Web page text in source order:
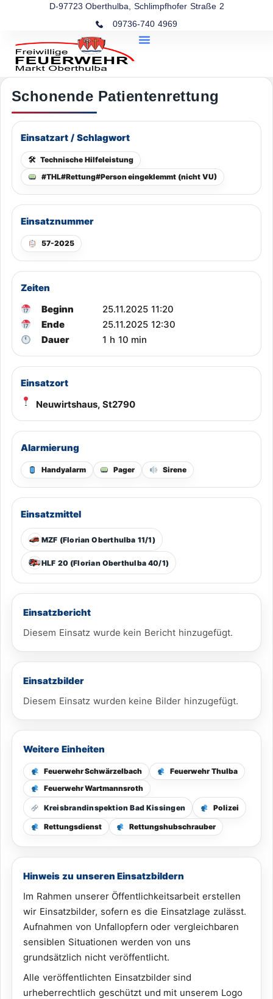
D-97723 Oberthulba, Schlimpfhofer Straße 2
09736-740 4969
Schonende Patientenrettung
Einsatzart / Schlagwort
🛠 Technische Hilfeleistung
#THL#Rettung#Person eingeklemmt (nicht VU)
Einsatznummer
57-2025
Zeiten
Beginn
25.11.2025 11:20
Ende
25.11.2025 12:30
Dauer
1 h 10 min
Einsatzort
Neuwirtshaus, St2790
Alarmierung
Handyalarm Pager Sirene
Einsatzmittel
MZF (Florian Oberthulba 11/1)
HLF 20 (Florian Oberthulba 40/1)
Einsatzbericht
Diesem Einsatz wurde kein Bericht hinzugefügt.
Einsatzbilder
Diesem Einsatz wurden keine Bilder hinzugefügt.
Weitere Einheiten
Feuerwehr Schwärzelbach
Feuerwehr Thulba
Feuerwehr Wartmannsroth
Kreisbrandinspektion Bad Kissingen Polizei
Rettungsdienst Rettungshubschrauber
Hinweis zu unseren Einsatzbildern
Im Rahmen unserer Öffentlichkeitsarbeit erstellen
wir Einsatzbilder, sofern es die Einsatzlage zulässt.
Aufnahmen von Unfallopfern oder vergleichbaren
sensiblen Situationen werden von uns
grundsätzlich nicht veröffentlicht.
Alle veröffentlichten Einsatzbilder sind
urheberrechtlich geschützt und mit unserem Logo